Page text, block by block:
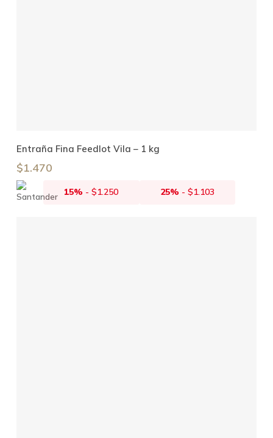
Añadir Al Carrito
Entraña Fina Feedlot Vila – 1 kg
$1.470
15% -$1.250 25% - $1.103